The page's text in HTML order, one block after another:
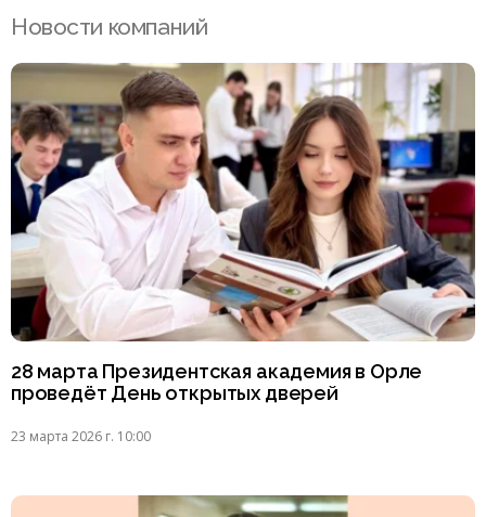
Новости компаний
28 марта Президентская академия в Орле
проведёт День открытых дверей
23 марта 2026 г. 10:00